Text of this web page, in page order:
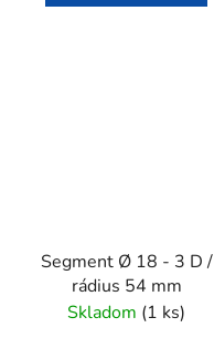
Segment Ø 18 - 3 D /
rádius 54 mm
Skladom (1 ks)